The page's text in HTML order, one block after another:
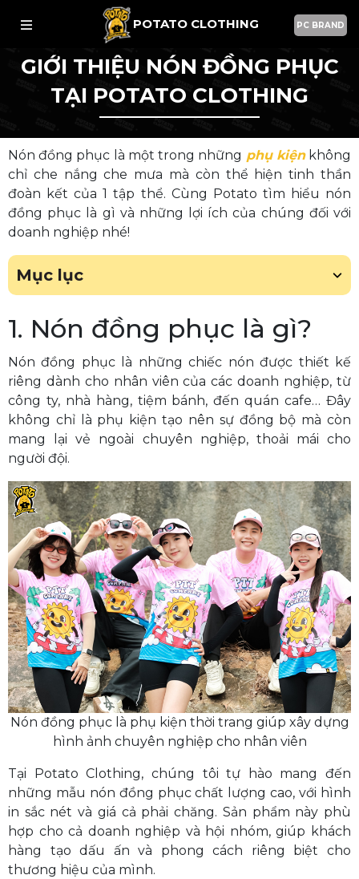
POTATO CLOTHING PC BRAND
GIỚI THIỆU NÓN ĐỒNG PHỤC
TẠI POTATO CLOTHING
Nón đồng phục là một trong những phụ kiệnkhông
chỉ che nắng che mưa mà còn thể hiện tinh thần
đoàn kết của 1 tập thể. Cùng Potato tìm hiểu nón
đồng phục là gì và những lợi ích của chúng đối với
doanh nghiệp nhé!
Mục lục
1. Nón đồng phục là gì?
Nón đồng phục là những chiếc nón được thiết kế
riêng dành cho nhân viên của các doanh nghiệp, từ
công ty, nhà hàng, tiệm bánh, đến quán cafe… Đây
không chỉ là phụ kiện tạo nên sự đồng bộ mà còn
mang lại vẻ ngoài chuyên nghiệp, thoải mái cho
người đội.
Nón đồng phục là phụ kiện thời trang giúp xây dựng
hình ảnh chuyên nghiệp cho nhân viên
Tại Potato Clothing, chúng tôi tự hào mang đến
những mẫu nón đồng phục chất lượng cao, với hình
in sắc nét và giá cả phải chăng. Sản phẩm này phù
hợp cho cả doanh nghiệp và hội nhóm, giúp khách
hàng tạo dấu ấn và phong cách riêng biệt cho
thương hiệu của mình.